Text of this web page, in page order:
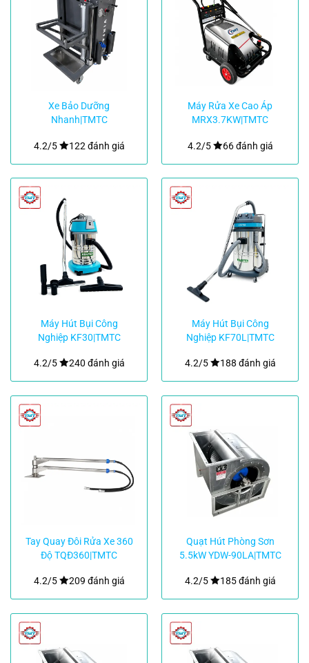
Xe Bảo Dưỡng
Nhanh|TMTC
4.2/5 122 đánh giá
Máy Rửa Xe Cao Áp
MRX3.7KW|TMTC
4.2/5 66 đánh giá
Máy Hút Bụi Công
Nghiệp KF30|TMTC
4.2/5 240 đánh giá
Máy Hút Bụi Công
Nghiệp KF70L|TMTC
4.2/5 188 đánh giá
Tay Quay Đôi Rửa Xe 360
Độ TQĐ360|TMTC
4.2/5 209 đánh giá
Quạt Hút Phòng Sơn
5.5kW YDW-90LA|TMTC
4.2/5 185 đánh giá